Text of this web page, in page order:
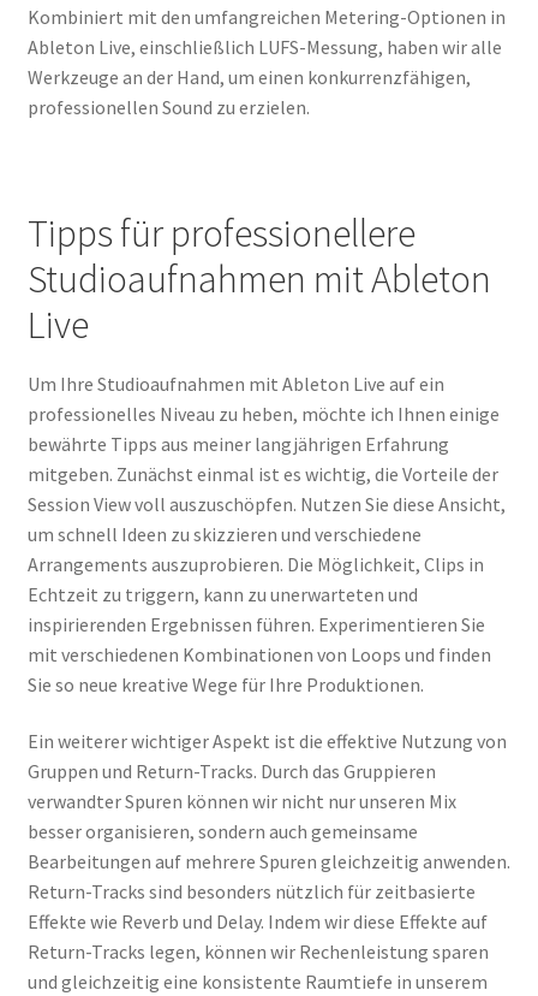
Kombiniert mit den umfangreichen Metering-Optionen in
Ableton Live, einschließlich LUFS-Messung, haben wir alle
Werkzeuge an der Hand, um einen konkurrenzfähigen,
professionellen Sound zu erzielen.
Tipps für professionellere
Studioaufnahmen mit Ableton
Live
Um Ihre Studioaufnahmen mit Ableton Live auf ein
professionelles Niveau zu heben, möchte ich Ihnen einige
bewährte Tipps aus meiner langjährigen Erfahrung
mitgeben. Zunächst einmal ist es wichtig, die Vorteile der
Session View voll auszuschöpfen. Nutzen Sie diese Ansicht,
um schnell Ideen zu skizzieren und verschiedene
Arrangements auszuprobieren. Die Möglichkeit, Clips in
Echtzeit zu triggern, kann zu unerwarteten und
inspirierenden Ergebnissen führen. Experimentieren Sie
mit verschiedenen Kombinationen von Loops und finden
Sie so neue kreative Wege für Ihre Produktionen.
Ein weiterer wichtiger Aspekt ist die effektive Nutzung von
Gruppen und Return-Tracks. Durch das Gruppieren
verwandter Spuren können wir nicht nur unseren Mix
besser organisieren, sondern auch gemeinsame
Bearbeitungen auf mehrere Spuren gleichzeitig anwenden.
Return-Tracks sind besonders nützlich für zeitbasierte
Effekte wie Reverb und Delay. Indem wir diese Effekte auf
Return-Tracks legen, können wir Rechenleistung sparen
und gleichzeitig eine konsistente Raumtiefe in unserem